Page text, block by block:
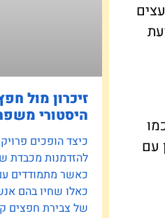
עם
זיכרון מול
היסטורי
כיצד הופכים
להזדמנות מכבדת
כאשר מתמודדים
כאלו שחיו בהם
של צבירת חפצים